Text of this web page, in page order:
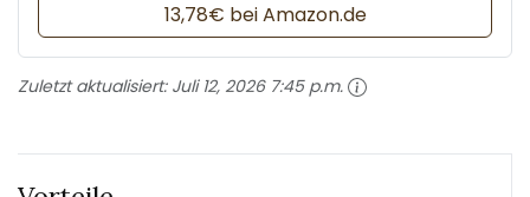
13,78€ bei Amazon.de
Zuletzt aktualisiert: Juli 12, 2026 7:45 p.m.